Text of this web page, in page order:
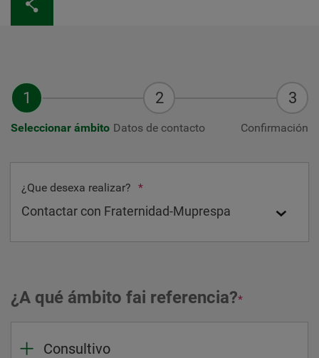
Seleccionar ámbito Datos de contacto Confirmación
¿Que desexa realizar? *
¿A qué ámbito fai referencia?*
Consultivo